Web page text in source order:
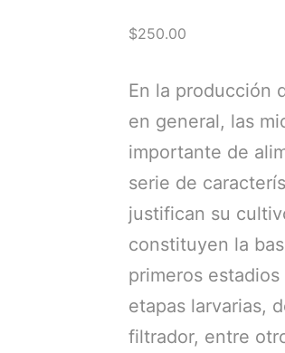
$250.00
En la producción
en general, las
importante de
serie de
justifican su
constituyen la
primeros
etapas larvarias,
filtrador, entre